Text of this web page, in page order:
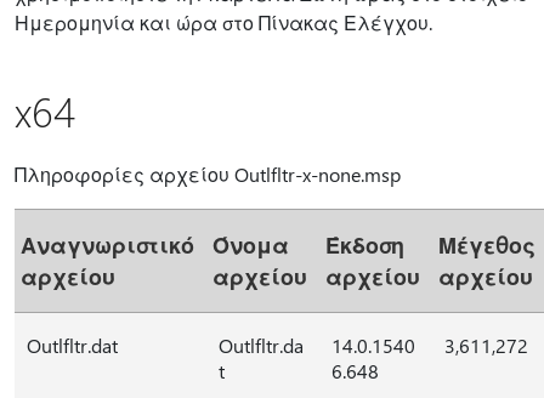
Ημερομηνία και ώρα στο Πίνακας Ελέγχου.
x64
Πληροφορίες αρχείου Outlfltr-x-none.msp
Αναγνωριστικό
αρχείου
Όνομα
αρχείου
Έκδοση
αρχείου
Μέγεθος
αρχείου
Outlfltr.dat
Outlfltr.da
t
14.0.1540
6.648
3,611,272